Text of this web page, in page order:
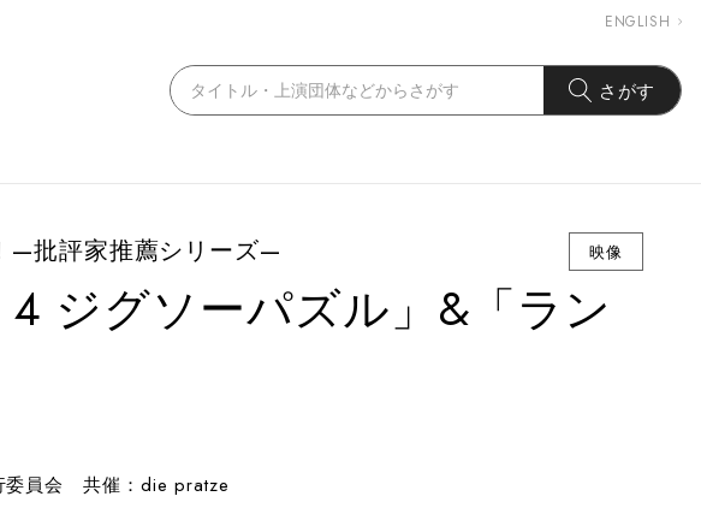
ENGLISH
さがす
—批評家推薦シリーズ— 映像
4 ジグソーパズル」&「ラン
委員会 共催：die pratze